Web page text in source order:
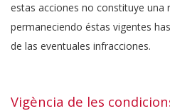
estas acciones no constituye una
permaneciendo éstas vigentes
de las eventuales infracciones.
Vigència de les